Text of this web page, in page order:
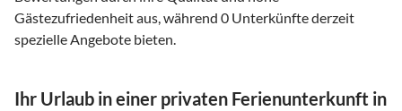
Gästezufriedenheit aus, während 0 Unterkünfte derzeit
spezielle Angebote bieten.
Ihr Urlaub in einer privaten Ferienunterkunft in